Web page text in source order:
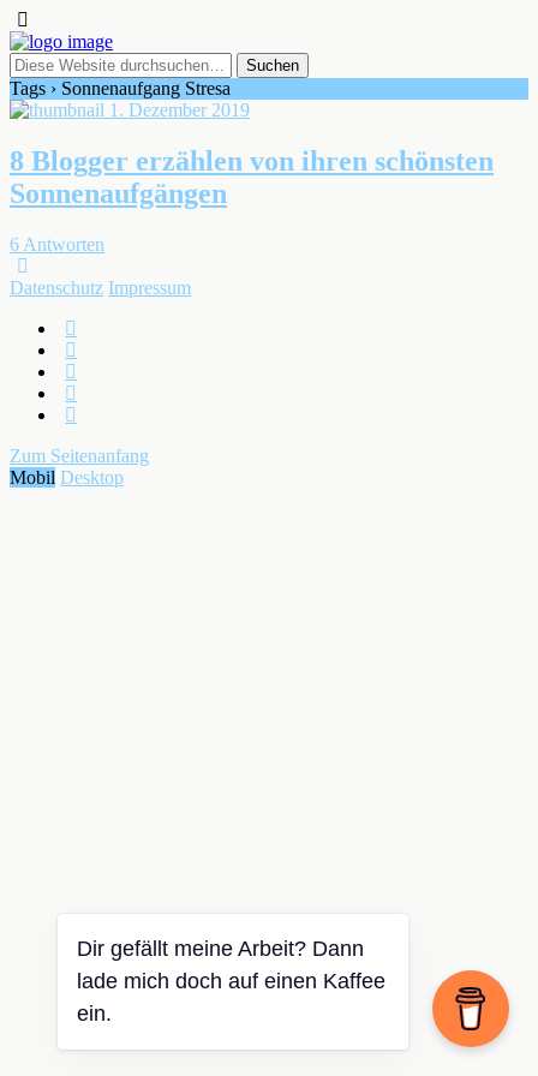
Tags › Sonnenaufgang Stresa
1. Dezember 2019
8 Blogger erzählen von ihren schönsten
Sonnenaufgängen
6 Antworten
Datenschutz Impressum
Zum Seitenanfang
Mobil Desktop
Dir gefällt meine Arbeit? Dann
lade mich doch auf einen Kaffee
ein.